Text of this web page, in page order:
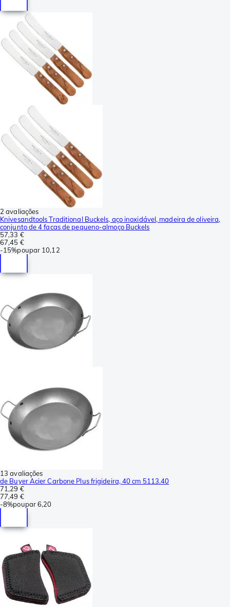
2 avaliações
Knivesandtools Traditional Buckels, aço inoxidável, madeira de oliveira,
conjunto de 4 facas de pequeno-almoço Buckels
57,33 €
67,45 €
-15%poupar 10,12
13 avaliações
de Buyer Acier Carbone Plus frigideira, 40 cm 5113.40
71,29 €
77,49 €
-8%poupar6,20